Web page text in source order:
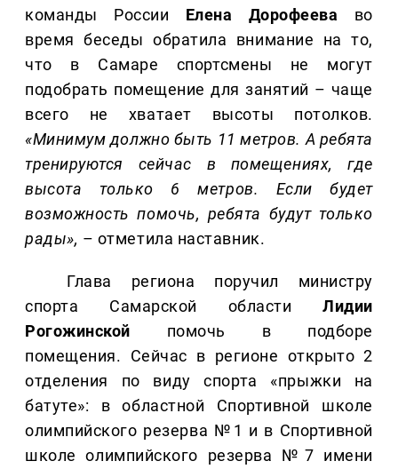
команды России Елена Дорофеева во
время беседы обратила внимание на то,
что в Самаре спортсмены не могут
подобрать помещение для занятий – чаще
всего не хватает высоты потолков.
«Минимум должно быть 11 метров. А ребята
тренируются сейчас в помещениях, где
высота только 6 метров. Если будет
возможность помочь, ребята будут только
рады», – отметила наставник.
Глава региона поручил министру
спорта Самарской областиЛидии
Рогожинской помочь в подборе
помещения. Сейчас в регионе открыто 2
отделения по виду спорта «прыжки на
батуте»: в областной Спортивной школе
олимпийского резерва №1 и в Спортивной
школе олимпийского резерва №7 имени